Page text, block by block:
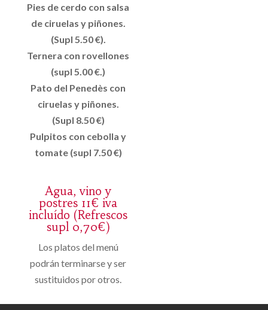
Pies de cerdo con salsa
de ciruelas y piñones.
(Supl 5.50 €).
Ternera con rovellones
(supl 5.00 €.)
Pato del Penedès con
ciruelas y piñones.
(Supl 8.50 €)
Pulpitos con cebolla y
tomate (supl 7.50 €)
Agua, vino y
postres 11€ iva
incluído (Refrescos
supl 0,70€)
Los platos del menú
podrán terminarse y ser
sustituidos por otros.